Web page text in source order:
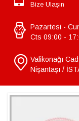
Bize Ulaşın
Pazartesi -
Cts 09:00 -
Valikonağı
Nişantaşı /